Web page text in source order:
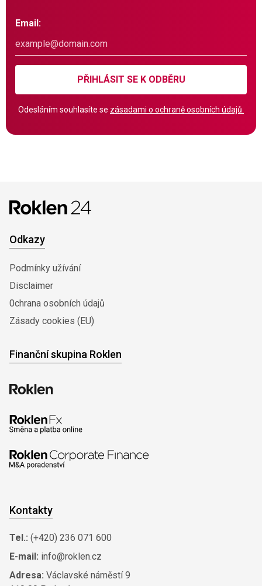
Email:
PŘIHLÁSIT SE K ODBĚRU
Odesláním souhlasíte se zásadami o ochraně osobních údajů.
Odkazy
Podmínky užívání
Disclaimer
0chrana osobních údajů
Zásady cookies (EU)
Finanční skupina Roklen
Kontakty
Tel.: (+420) 236 071 600
E-mail: info@roklen.cz
Adresa: Václavské náměstí 9